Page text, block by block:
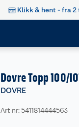
Klikk & hent - fra
Dovre Topp 100/
DOVRE
Art nr: 5411814444563